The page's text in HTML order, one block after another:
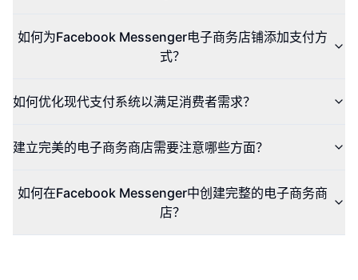
如何为Facebook Messenger电子商务店铺添加支付方
式？
如何优化现代支付系统以满足消费者需求？
建立完美的电子商务商店需要注意哪些方面？
如何在Facebook Messenger中创建完整的电子商务商
店？